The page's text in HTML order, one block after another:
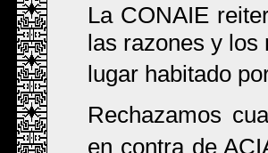
La CONAIE
las razones y los
lugar habitado
Rechazamos
en contra de